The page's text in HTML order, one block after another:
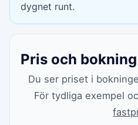
dygnet runt.
Pris och bokning
Du ser priset i
För tydliga exempel